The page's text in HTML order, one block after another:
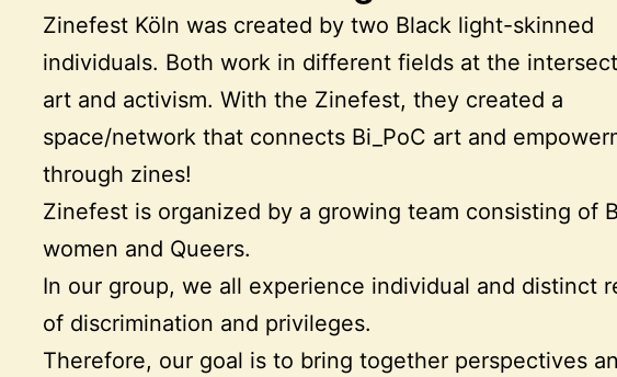
Zinefest Köln was created by two Black light-skinned
individuals. Both work in different fields at the
art and activism. With the Zinefest, they created a
space/network that connects Bi_PoC art and
through zines!
Zinefest is organized by a growing team consisting of
women and Queers.
In our group, we all experience individual and distinct
of discrimination and privileges.
Therefore, our goal is to bring together perspectives